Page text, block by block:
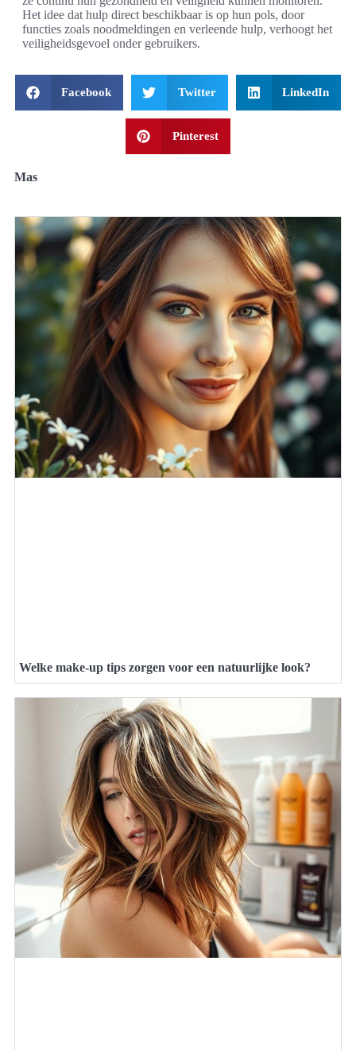
Het idee dat hulp direct beschikbaar is op hun pols, door
functies zoals noodmeldingen en verleende hulp, verhoogt het
veiligheidsgevoel onder gebruikers.
Facebook Twitter LinkedIn
Pinterest
Mas
Welke make-up tips zorgen voor een natuurlijke look?